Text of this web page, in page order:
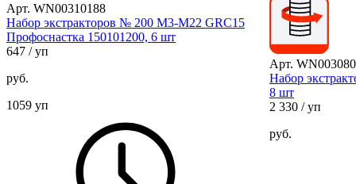
Арт. WN00310188
Набор экстракторов № 200 М3-М22 GRC15
Профоснастка 150101200, 6 шт
647 / уп
руб.
1059 уп
Арт.
Набор
8 шт
2 330 / уп
руб.